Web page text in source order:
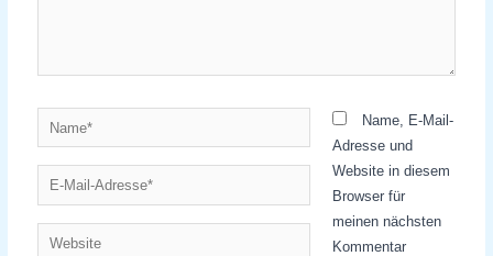
Name*
E-
Mail-
Adresse*
Website
Name, E-Mail-
Adresse und
Website in diesem
Browser für
meinen nächsten
Kommentar